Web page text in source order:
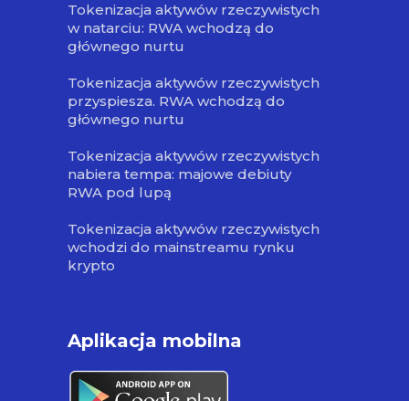
Tokenizacja aktywów rzeczywistych
w natarciu: RWA wchodzą do
głównego nurtu
Tokenizacja aktywów rzeczywistych
przyspiesza. RWA wchodzą do
głównego nurtu
Tokenizacja aktywów rzeczywistych
nabiera tempa: majowe debiuty
RWA pod lupą
Tokenizacja aktywów rzeczywistych
wchodzi do mainstreamu rynku
krypto
Aplikacja mobilna